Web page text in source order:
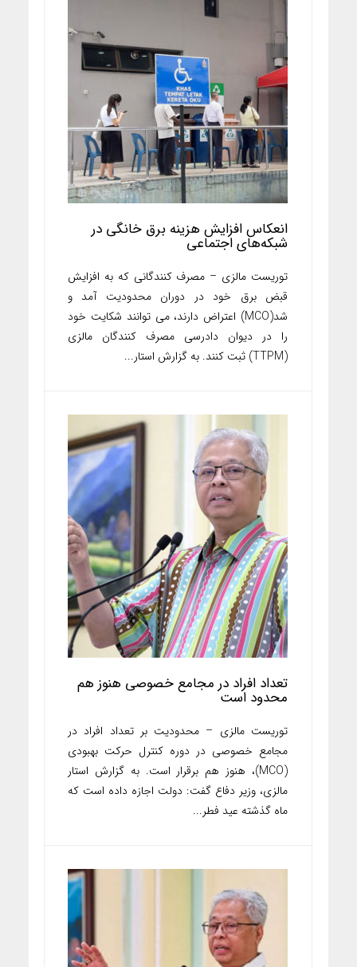
انعکاس افزایش هزینه برق خانگی در
شبکه‌های اجتماعی
توریست مالزی – مصرف کنندگانی که به افزایش
قبض برق خود در دوران محدودیت آمد و
شد(MCO) اعتراض دارند، می توانند شکایت خود
را در دیوان دادرسی مصرف کنندگان مالزی
(TTPM) ثبت کنند. به گزارش استار...
تعداد افراد در مجامع خصوصی هنوز هم
محدود است
توریست مالزی – محدودیت بر تعداد افراد در
مجامع خصوصی در دوره کنترل حرکت بهبودی
(MCO)، هنوز هم برقرار است. به گزارش استار
مالزی، وزیر دفاع گفت: دولت اجازه داده است که
ماه گذشته عید فطر...